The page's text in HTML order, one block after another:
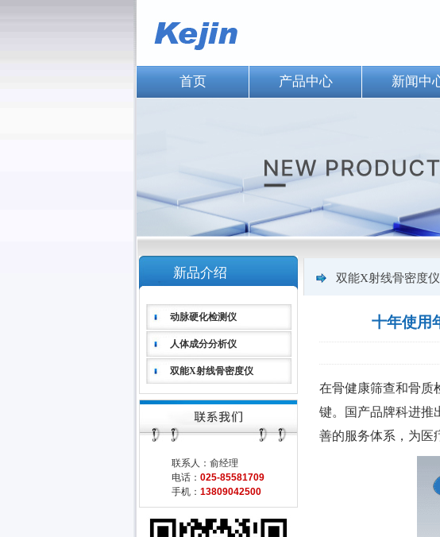
首页 产品中心 新闻中
新品介绍
动脉硬化检测仪
人体成分分析仪
双能X射线骨密度仪
联系人：俞经理
电话： 025-85581709
手机： 13809042500
双能X射线骨密度仪
十年使用
在骨健康筛查和骨质
键。国产品牌科进推
善的服务体系，为医